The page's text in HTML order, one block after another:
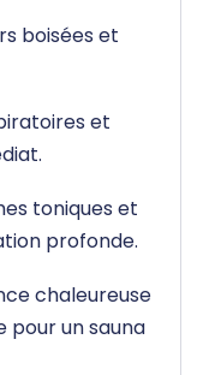
boisées et
et
toniques et
profonde.
chaleureuse
un sauna